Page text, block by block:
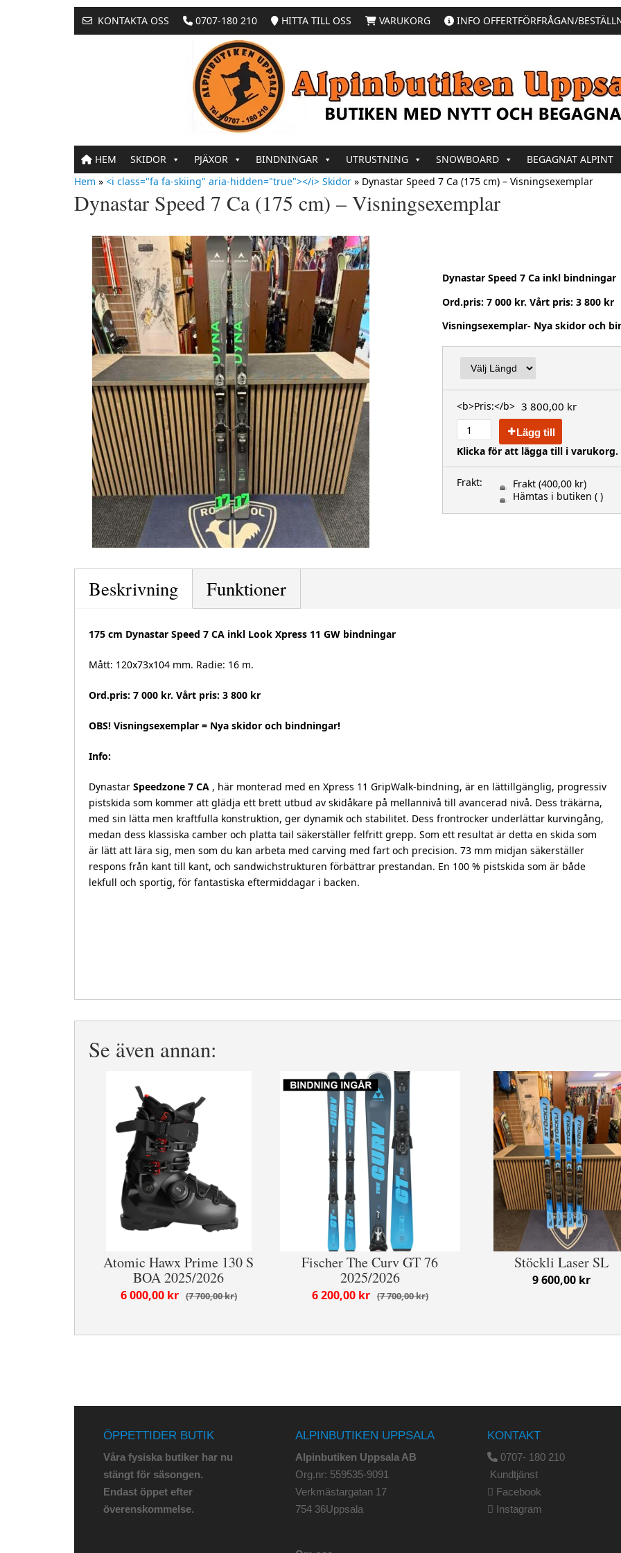
KONTAKTA OSS 0707-180 210 HITTA TILL OSS VARUKORG INFO OFFERTFÖRFRÅGAN/
HEM SKIDOR PJÄXOR BINDNINGAR UTRUSTNING SNOWBOARD BEGAGNAT ALPINT
Hem » <i class="fa fa-skiing" aria-hidden="true"></i> Skidor » Dynastar Speed 7 Ca (175 cm) – Visningsexemplar
Dynastar Speed 7 Ca (175 cm) – Visningsexemplar
Dynastar Speed 7 Ca inkl bindningar
Ord.pris: 7 000 kr. Vårt pris: 3 800 kr
Visningsexemplar- Nya skidor och
<b>Pris:</b> 3 800,00 kr
Lägg till
Klicka för att lägga till i varukorg.
Frakt: Frakt (400,00 kr)
Hämtas i butiken ( )
Beskrivning Funktioner
175 cm Dynastar Speed 7 CA inkl Look Xpress 11 GW bindningar
Mått: 120x73x104 mm. Radie: 16 m.
Ord.pris: 7 000 kr. Vårt pris: 3 800 kr
OBS! Visningsexemplar = Nya skidor och bindningar!
Info:
Dynastar Speedzone 7 CA , här monterad med en Xpress 11 GripWalk-bindning, är en lättillgänglig, progressiv
pistskida som kommer att glädja ett brett utbud av skidåkare på mellannivå till avancerad nivå. Dess träkärna,
med sin lätta men kraftfulla konstruktion, ger dynamik och stabilitet. Dess frontrocker underlättar kurvingång,
medan dess klassiska camber och platta tail säkerställer felfritt grepp. Som ett resultat är detta en skida som
är lätt att lära sig, men som du kan arbeta med carving med fart och precision. 73 mm midjan säkerställer
respons från kant till kant, och sandwichstrukturen förbättrar prestandan. En 100 % pistskida som är både
lekfull och sportig, för fantastiska eftermiddagar i backen.
Se även annan:
Atomic Hawx Prime 130 S
BOA 2025/2026
7 700,00 kr
6 000,00 kr
Fischer The Curv GT 76
2025/2026
7 700,00 kr
6 200,00 kr
Stöckli Laser SL
9 600,00 kr
ÖPPETTIDER BUTIK
Våra fysiska butiker har nu
stängt för säsongen.
Endast öppet efter
överenskommelse.
ALPINBUTIKEN UPPSALA
Alpinbutiken Uppsala AB
Org.nr: 559535-9091
Verkmästargatan 17
754 36Uppsala
KONTAKT
0707- 180 210
Kundtjänst
Facebook
Instagram